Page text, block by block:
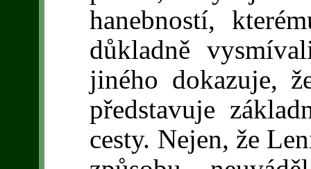
hanebností,
důkladně
jiného dokazuje,
představuje
cesty. Nejen, že